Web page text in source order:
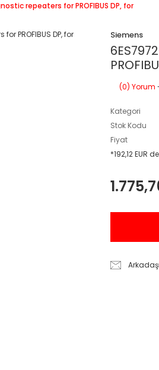
repeaters for PROFIBUS DP, for
Siemens
(0) Yorum
Kategori
Stok Kodu
Fiyat
*192,12 EUR